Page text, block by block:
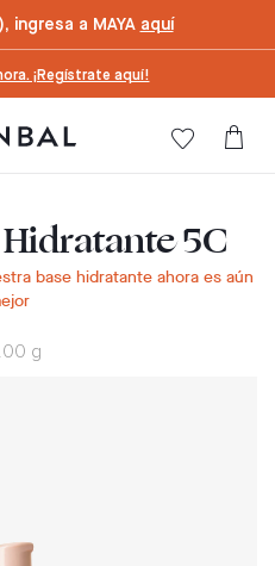
ingresa a MAYA aquí
¡Regístrate aquí!
5C
base hidratante ahora es aún
g